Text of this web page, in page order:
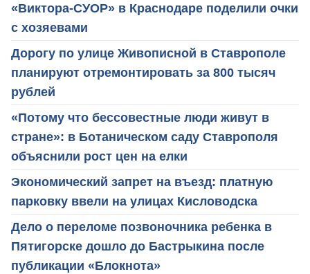
«Виктора-СУОР» в Краснодаре поделили очки
с хозяевами
Дорогу по улице Живописной в Ставрополе
планируют отремонтировать за 800 тысяч
рублей
«Потому что бессовестные люди живут в
стране»: в Ботаническом саду Ставрополя
объяснили рост цен на елки
Экономический запрет на въезд: платную
парковку ввели на улицах Кисловодска
Дело о переломе позвоночника ребенка в
Пятигорске дошло до Бастрыкина после
публикации «Блокнота»